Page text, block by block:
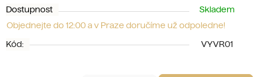
Dostupnost
Skladem
Objednejte do 12:00 a v Praze doručíme už odpoledne!
Kód:
VYVR01